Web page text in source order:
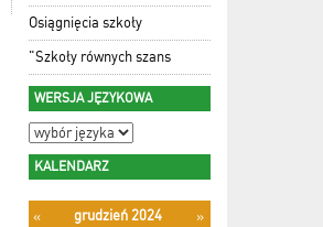
Osiągnięcia szkoły
"Szkoły równych szans
WERSJA JĘZYKOWA
KALENDARZ
« grudzień 2024
»